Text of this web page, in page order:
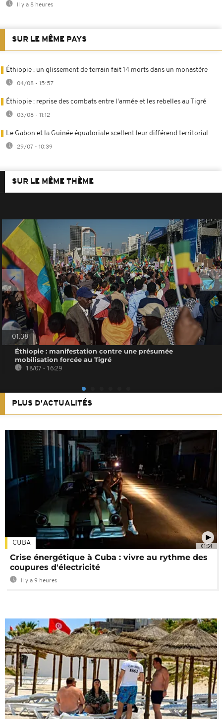
Il y a 8 heures
SUR LE MÊME PAYS
Éthiopie : un glissement de terrain fait 14 morts dans un monastère
04/08 - 15:57
Éthiopie : reprise des combats entre l'armée et les rebelles au Tigré
03/08 - 11:12
Le Gabon et la Guinée équatoriale scellent leur différend territorial
29/07 - 10:39
SUR LE MÊME THÈME
01:38
Éthiopie : manifestation contre une présumée
mobilisation forcée au Tigré
18/07 - 16:29
PLUS D'ACTUALITÉS
01:54
CUBA
Crise énergétique à Cuba : vivre au rythme des
coupures d'électricité
Il y a 9 heures